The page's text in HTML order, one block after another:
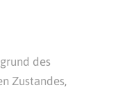
des
Zustandes,